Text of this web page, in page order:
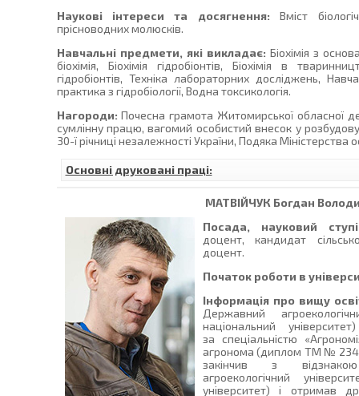
Наукові інтереси та досягнення: Вміст
прісноводних молюсків.
Навчальні предмети, які викладає: Біохімія з
біохімія, Біохімія гідробіонтів, Біохімія в
гідробіонтів, Техніка лабораторних досліджень,
практика з гідробіології, Водна токсикологія.
Нагороди: Почесна грамота Житомирської обласної
сумлінну працю, вагомий особистий внесок у
30-ї річниці незалежності України, Подяка Міністерства
Основні друковані праці:
МАТВІЙЧУК Богдан
Посада, науковий
доцент, кандидат
доцент.
Початок роботи в
Інформація про вищу
Державний
національний
за спеціальністю
агронома (диплом ТМ №
закінчив з
агроекологічний
університет) і отримав